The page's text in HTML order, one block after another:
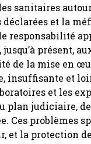
sanitaires autour
et la
responsabilité
présent,
de la mise en
et
et les
plan judiciaire,
Ces
et la protection